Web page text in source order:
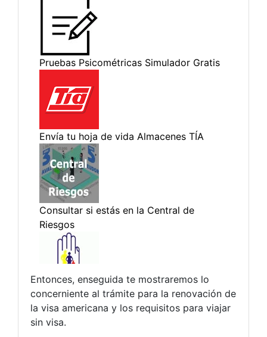
Entonces, enseguida te mostraremos lo
concerniente al trámite para la renovación de
la visa americana y los requisitos para viajar
sin visa.